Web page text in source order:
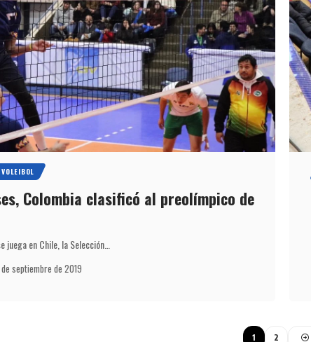
VOLEIBOL
Colombia clasificó al preolímpico de
juega en Chile, la Selección…
de septiembre de 2019
1 2